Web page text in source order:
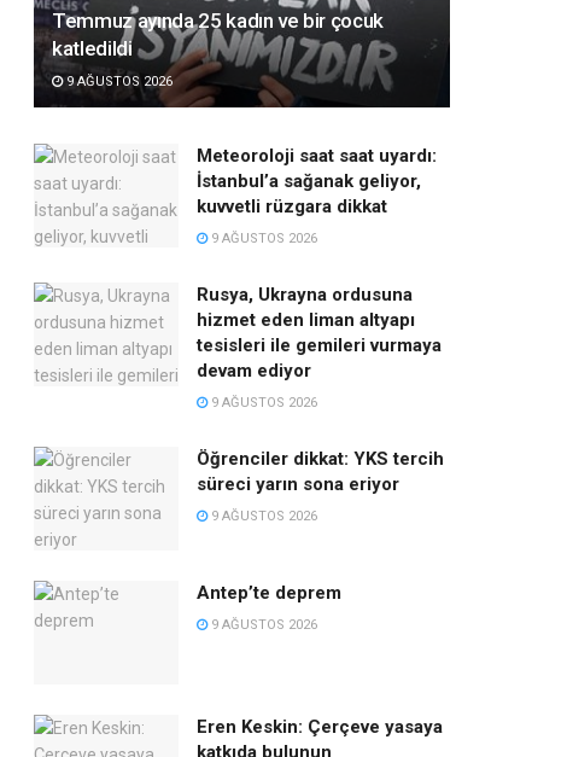
Temmuz ayında 25 kadın ve bir çocuk
katledildi
9 AĞUSTOS 2026
Meteoroloji saat saat uyardı:
İstanbul’a sağanak geliyor,
kuvvetli rüzgara dikkat
9 AĞUSTOS 2026
Rusya, Ukrayna ordusuna
hizmet eden liman altyapı
tesisleri ile gemileri vurmaya
devam ediyor
9 AĞUSTOS 2026
Öğrenciler dikkat: YKS tercih
süreci yarın sona eriyor
9 AĞUSTOS 2026
Antep’te deprem
9 AĞUSTOS 2026
Eren Keskin: Çerçeve yasaya
katkıda bulunun